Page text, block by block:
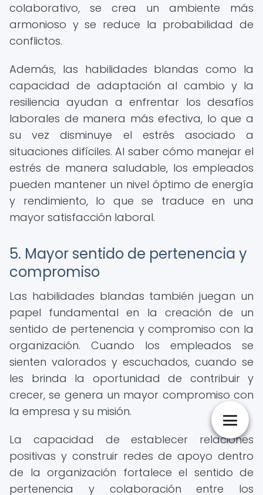
colaborativo, se crea un ambiente más
armonioso y se reduce la probabilidad de
conflictos.
Además, las habilidades blandas como la
capacidad de adaptación al cambio y la
resiliencia ayudan a enfrentar los desafíos
laborales de manera más efectiva, lo que a
su vez disminuye el estrés asociado a
situaciones difíciles. Al saber cómo manejar el
estrés de manera saludable, los empleados
pueden mantener un nivel óptimo de energía
y rendimiento, lo que se traduce en una
mayor satisfacción laboral.
5. Mayor sentido de pertenencia y
compromiso
Las habilidades blandas también juegan un
papel fundamental en la creación de un
sentido de pertenencia y compromiso con la
organización. Cuando los empleados se
sienten valorados y escuchados, cuando se
les brinda la oportunidad de contribuir y
crecer, se genera un mayor compromiso con
la empresa y su misión.
La capacidad de establecer relaciones
positivas y construir redes de apoyo dentro
de la organización fortalece el sentido de
pertenencia y colaboración entre los